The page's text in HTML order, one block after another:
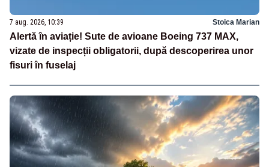
7 aug. 2026, 10:39 Stoica Marian
Alertă în aviație! Sute de avioane Boeing 737 MAX,
vizate de inspecții obligatorii, după descoperirea unor
fisuri în fuselaj